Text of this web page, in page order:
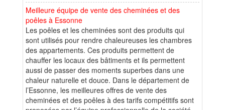
Meilleure équipe de vente des cheminées et des
poêles à Essonne
Les poêles et les cheminées sont des produits qui
sont utilisés pour rendre chaleureuses les chambres
des appartements. Ces produits permettent de
chauffer les locaux des bâtiments et ils permettent
aussi de passer des moments superbes dans une
chaleur naturelle et douce. Dans le département de
l’Essonne, les meilleures offres de vente des
cheminées et des poêles à des tarifs compétitifs sont